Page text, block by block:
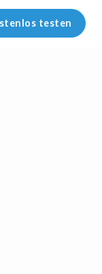
testen